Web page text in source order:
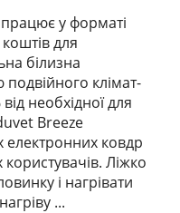
у форматі
для
білизна
клімат-
необхідної для
Breeze
електронних ковдр
Ліжко
і нагрівати
...